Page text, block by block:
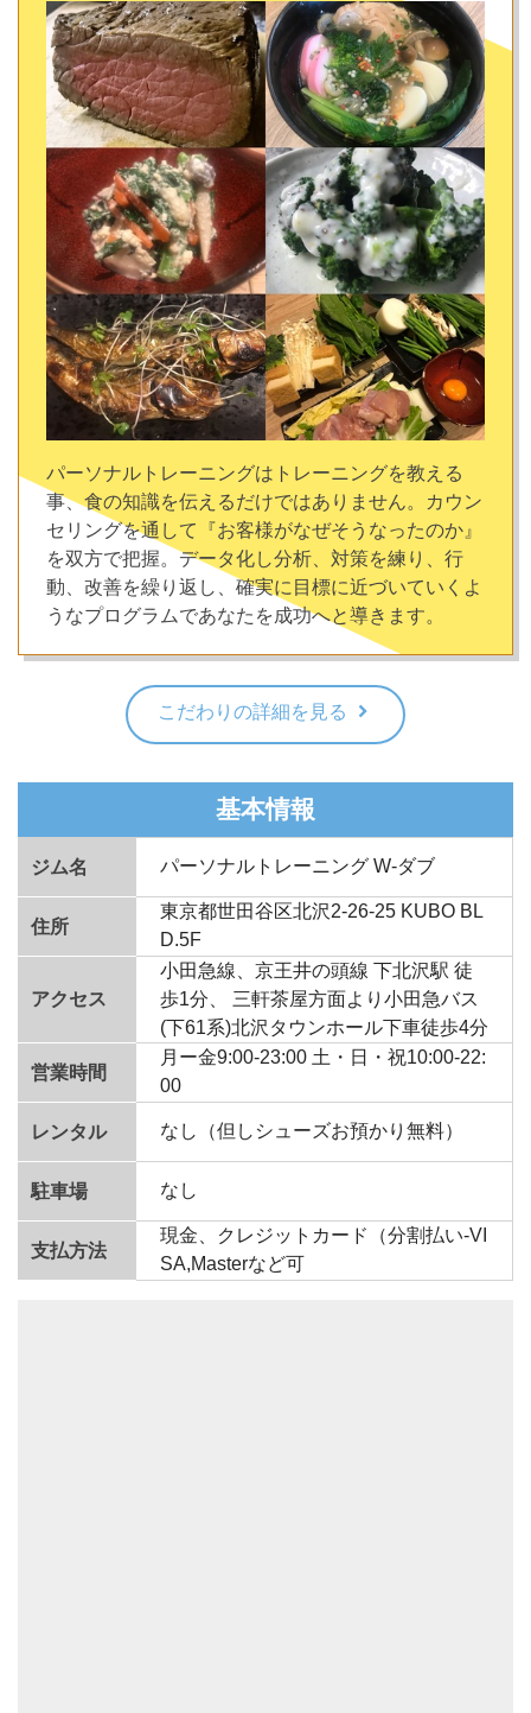
パーソナルトレーニングはトレーニングを教える
事、食の知識を伝えるだけではありません。カウン
セリングを通して『お客様がなぜそうなったのか』
を双方で把握。データ化し分析、対策を練り、行
動、改善を繰り返し、確実に目標に近づいていくよ
うなプログラムであなたを成功へと導きます。
こだわりの詳細を見る
基本情報
ジム名 パーソナルトレーニング W-ダブ
住所
東京都世田谷区北沢2-26-25 KUBO BL
D.5F
アクセス
小田急線、京王井の頭線 下北沢駅 徒
歩1分、 三軒茶屋方面より小田急バス
(下61系)北沢タウンホール下車徒歩4分
営業時間
月ー金9:00-23:00 土・日・祝10:00-22:
00
レンタル なし（但しシューズお預かり無料）
駐車場 なし
支払方法
現金、クレジットカード（分割払い-VI
SA,Masterなど可